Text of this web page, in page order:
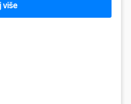
više